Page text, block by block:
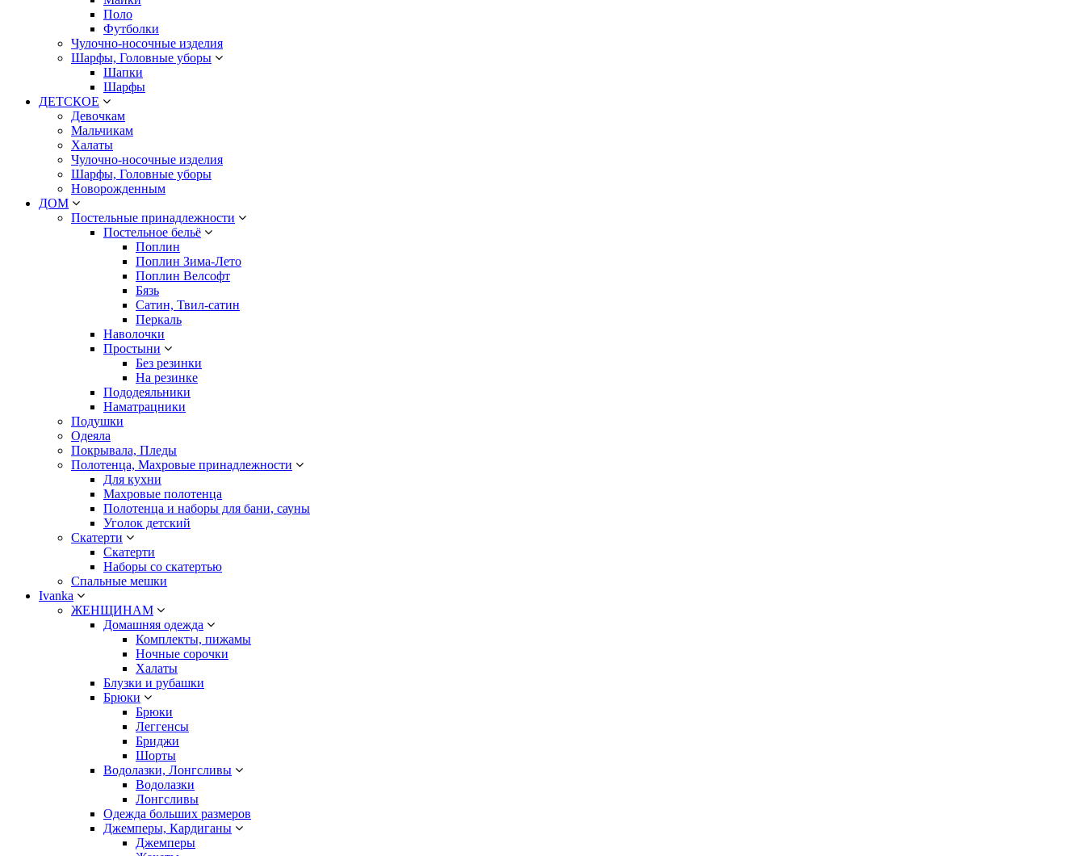
Поло
Футболки
Чулочно-носочные изделия
Шарфы, Головные уборы
Шапки
Шарфы
ДЕТСКОЕ
Девочкам
Мальчикам
Халаты
Чулочно-носочные изделия
Шарфы, Головные уборы
Новорожденным
ДОМ
Постельные принадлежности
Постельное бельё
Поплин
Поплин Зима-Лето
Поплин Велсофт
Бязь
Сатин, Твил-сатин
Перкаль
Наволочки
Простыни
Без резинки
На резинке
Пододеяльники
Наматрацники
Подушки
Одеяла
Покрывала, Пледы
Полотенца, Махровые принадлежности
Для кухни
Махровые полотенца
Полотенца и наборы для бани, сауны
Уголок детский
Скатерти
Скатерти
Наборы со скатертью
Спальные мешки
Ivanka
ЖЕНЩИНАМ
Домашняя одежда
Комплекты, пижамы
Ночные сорочки
Халаты
Блузки и рубашки
Брюки
Брюки
Леггенсы
Бриджи
Шорты
Водолазки, Лонгсливы
Водолазки
Лонгсливы
Одежда больших размеров
Джемперы, Кардиганы
Джемперы